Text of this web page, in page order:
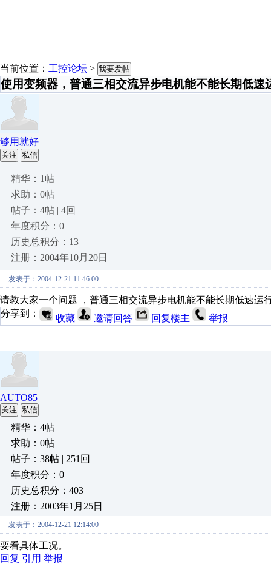
当前位置： 工控论坛 > 我要发帖
使用变频器，普通三相交流异步电机能不能长期低速
够用就好
关注 私信
精华：1帖
求助：0帖
帖子：4帖 | 4回
年度积分：0
历史总积分：13
注册：2004年10月20日
发表于：2004-12-21 11:46:00
请教大家一个问题 ，普通三相交流异步电机能不能长期低速运
分享到：
收藏 邀请回答 回复楼主 举报
AUTO85
关注 私信
精华：4帖
求助：0帖
帖子：38帖 | 251回
年度积分：0
历史总积分：403
注册：2003年1月25日
发表于：2004-12-21 12:14:00
要看具体工况。
回复 引用 举报